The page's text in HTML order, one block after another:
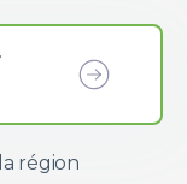
région